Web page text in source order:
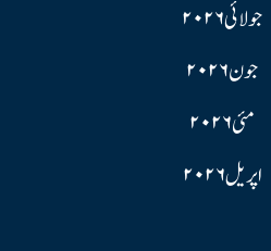
جولائی ۲۰۲۶
جون ۲۰۲۶
مئی ۲۰۲۶
اپریل ۲۰۲۶